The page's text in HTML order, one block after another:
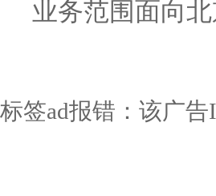
业务范围面向
标签ad报错：该广